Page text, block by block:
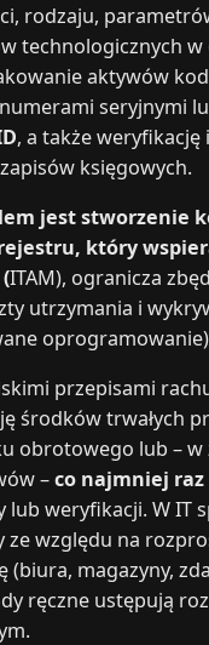
rodzaju,
technologicznych w
aktywów
seryjnymi
, a także
księgowych.
jest stworzenie
który
ITAM), ogranicza
utrzymania i
przepisami
środków trwałych
obrotowego lub – w
–co najmniej raz
lub weryfikacji. W IT
ze względu na
magazyny,
ręczne ustępują